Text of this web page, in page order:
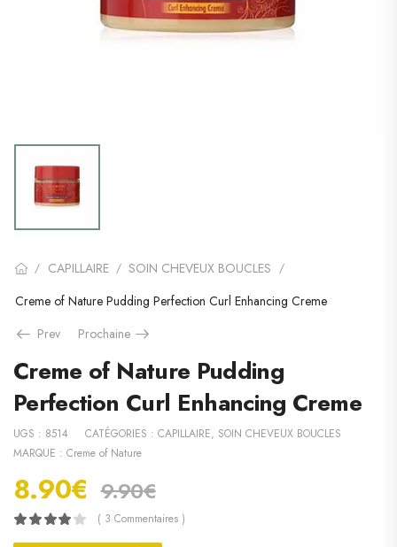
/ CAPILLAIRE / SOIN CHEVEUX BOUCLES /
Creme of Nature Pudding Perfection Curl Enhancing Creme
Prev
Prochaine
Creme of Nature Pudding
Perfection Curl Enhancing Creme
UGS : 8514 CATÉGORIES : CAPILLAIRE, SOIN CHEVEUX BOUCLES
MARQUE : Creme of Nature
8.90€ 9.90€
( 3 Commentaires )